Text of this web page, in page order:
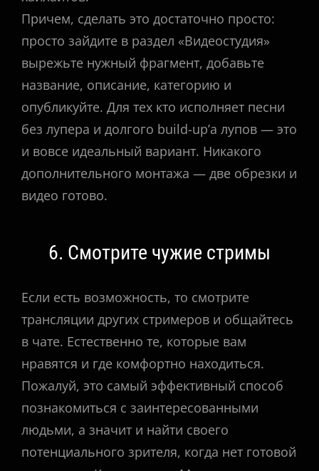
Причем, сделать это достаточно просто:
просто зайдите в раздел «Видеостудия»
вырежьте нужный фрагмент, добавьте
название, описание, категорию и
опубликуйте. Для тех кто исполняет песни
без лупера и долгого build-up’а лупов — это
и вовсе идеальный вариант. Никакого
дополнительного монтажа — две обрезки и
видео готово.
6. Смотрите чужие стримы
Если есть возможность, то смотрите
трансляции других стримеров и общайтесь
в чате. Естественно те, которые вам
нравятся и где комфортно находиться.
Пожалуй, это самый эффективный способ
познакомиться с заинтересованными
людьми, а значит и найти своего
потенциального зрителя, когда нет готовой